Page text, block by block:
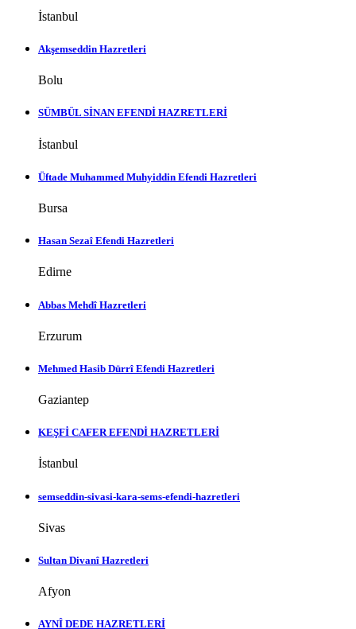
İstanbul
Akşemseddin Hazretleri
Bolu
SÜMBÜL SİNAN EFENDİ HAZRETLERİ
İstanbul
Üftade Muhammed Muhyiddin Efendi Hazretleri
Bursa
Hasan Sezaî Efendi Hazretleri
Edirne
Abbas Mehdî Hazretleri
Erzurum
Mehmed Hasib Dürrî Efendi Hazretleri
Gaziantep
KEŞFİ CAFER EFENDİ HAZRETLERİ
İstanbul
semseddin-sivasi-kara-sems-efendi-hazretleri
Sivas
Sultan Divanî Hazretleri
Afyon
AYNÎ DEDE HAZRETLERİ